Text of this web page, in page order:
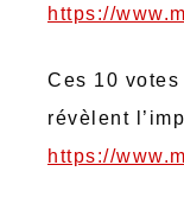
https://www.
Ces 10
révèlent
https://